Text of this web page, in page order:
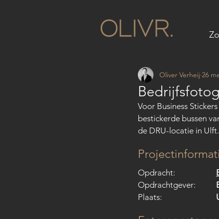
Oliver Verheij 26
Voor Business
bestickerde bussen
de DRU-locatie in Ulft.